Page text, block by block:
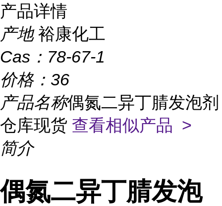
产品详情
产地 裕康化工
Cas： 78-67-1
价格： 36
产品名称偶氮二异丁腈发泡剂
仓库现货 查看相似产品 >
简介
偶氮二异丁腈发泡